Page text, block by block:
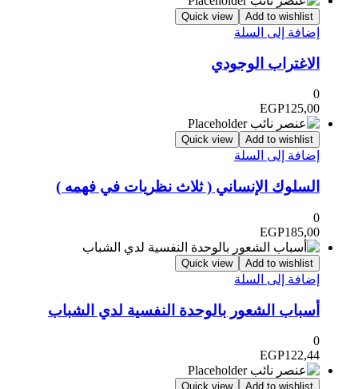
Add to wishlist
Quick view
إضافة إلى السلة
الاغتراب الوجودي
0
EGP125,00
Add to wishlist
Quick view
إضافة إلى السلة
السلوك الإنساني ( ثلاث نظريات في فهمه )
0
EGP185,00
Add to wishlist
Quick view
إضافة إلى السلة
أسباب الشعور بالوحدة النفسية لدي الشباب
0
EGP122,44
Add to wishlist
Quick view